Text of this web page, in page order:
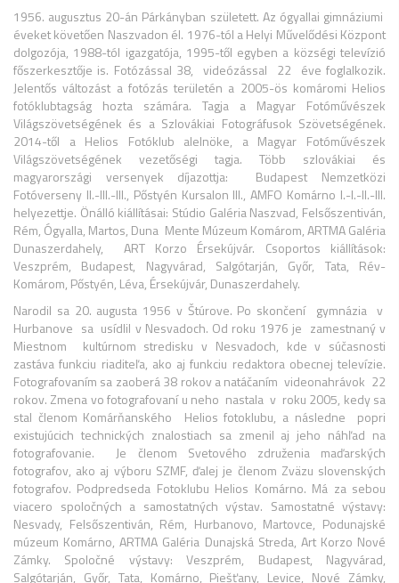
1956. augusztus 20-án Párkányban született. Az ógyallai gimnáziumi
éveket követően Naszvadon él. 1976-tól a Helyi Művelődési Központ
dolgozója, 1988-tól igazgatója, 1995-től egyben a községi televízió
főszerkesztője is. Fotózással 38, videózással 22 éve foglalkozik.
Jelentős változást a fotózás területén a 2005-ös komáromi Helios
fotóklubtagság hozta számára. Tagja a Magyar Fotóművészek
Világszövetségének és a Szlovákiai Fotográfusok Szövetségének.
2014-től a Helios Fotóklub alelnöke, a Magyar Fotóművészek
Világszövetségének vezetőségi tagja. Több szlovákiai és
magyarországi versenyek díjazottja: Budapest Nemzetközi
Fotóverseny II.-III.-III., Pőstyén Kursalon III., AMFO Komárno I.-I.-II.-III.
helyezettje. Önálló kiállításai: Stúdio Galéria Naszvad, Felsőszentiván,
Rém, Ógyalla, Martos, Duna Mente Múzeum Komárom, ARTMA Galéria
Dunaszerdahely, ART Korzo Érsekújvár. Csoportos kiállítások:
Veszprém, Budapest, Nagyvárad, Salgótarján, Győr, Tata, Rév-
Komárom, Pőstyén, Léva, Érsekújvár, Dunaszerdahely.
Narodil sa 20. augusta 1956 v Štúrove. Po skončení gymnázia v
Hurbanove sa usídlil v Nesvadoch. Od roku 1976 je zamestnaný v
Miestnom kultúrnom stredisku v Nesvadoch, kde v súčasnosti
zastáva funkciu riaditeľa, ako aj funkciu redaktora obecnej televízie.
Fotografovaním sa zaoberá 38 rokov a natáčaním videonahrávok 22
rokov. Zmena vo fotografovaní u neho nastala v roku 2005, kedy sa
stal členom Komárňanského Helios fotoklubu, a následne popri
existujúcich technických znalostiach sa zmenil aj jeho náhľad na
fotografovanie. Je členom Svetového združenia maďarských
fotografov, ako aj výboru SZMF, ďalej je členom Zväzu slovenských
fotografov. Podpredseda Fotoklubu Helios Komárno. Má za sebou
viacero spoločných a samostatných výstav. Samostatné výstavy:
Nesvady, Felsőszentiván, Rém, Hurbanovo, Martovce, Podunajské
múzeum Komárno, ARTMA Galéria Dunajská Streda, Art Korzo Nové
Zámky. Spoločné výstavy: Veszprém, Budapest, Nagyvárad,
Salgótarján, Győr, Tata, Komárno, Piešťany, Levice, Nové Zámky,